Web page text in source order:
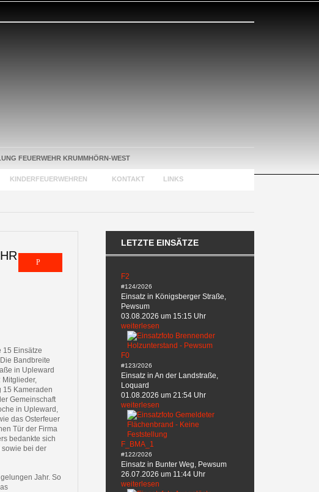
FEUERWEHR KRUMMHÖRN-WEST
KINDERFEUERWEHREN KONTAKT LINKS
15 Einsätze
Bandbreite
in Upleward
Mitglieder,
15 Kameraden
Gemeinschaft
in Upleward,
das Osterfeuer
Tür der Firma
bedankte sich
sowie bei der
Jahr. So
LETZTE EINSÄTZE
F2
#124/2026
Einsatz in Königsberger Straße,
Pewsum
03.08.2026 um 15:15 Uhr
weiterlesen
F0
#123/2026
Einsatz in An der Landstraße,
Loquard
01.08.2026 um 21:54 Uhr
weiterlesen
F_BMA_1
#122/2026
Einsatz in Bunter Weg, Pewsum
26.07.2026 um 11:44 Uhr
weiterlesen